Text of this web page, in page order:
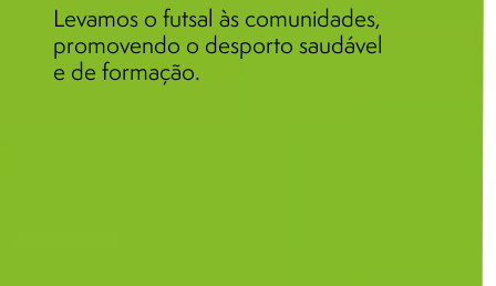
Levamos o futsal às comunidades,
promovendo o desporto saudável
e de formação.